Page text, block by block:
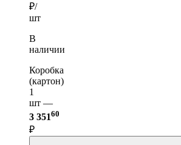
₽/
шт
В
наличии
Коробка
(картон)
1
шт —
3 35160
₽